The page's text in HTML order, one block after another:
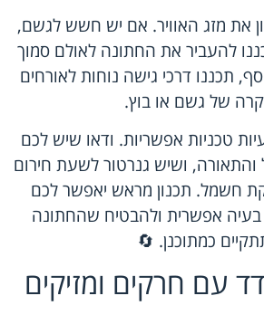
את מזג האוויר. אם יש חשש לגשם,
להעביר את החתונה לאולם סמוך
תכננו דרכי גישה נוחות לאורחים
של גשם או בוץ.
טכניות אפשריות. ודאו שיש לכם
והתאורה, ושיש גנרטור לשעת חירום
חשמל. תכנון מראש יאפשר לכם
אפשרית ולהבטיח שהחתונה
כמתוכנן. 🔄
עם חרקים ומזיקים